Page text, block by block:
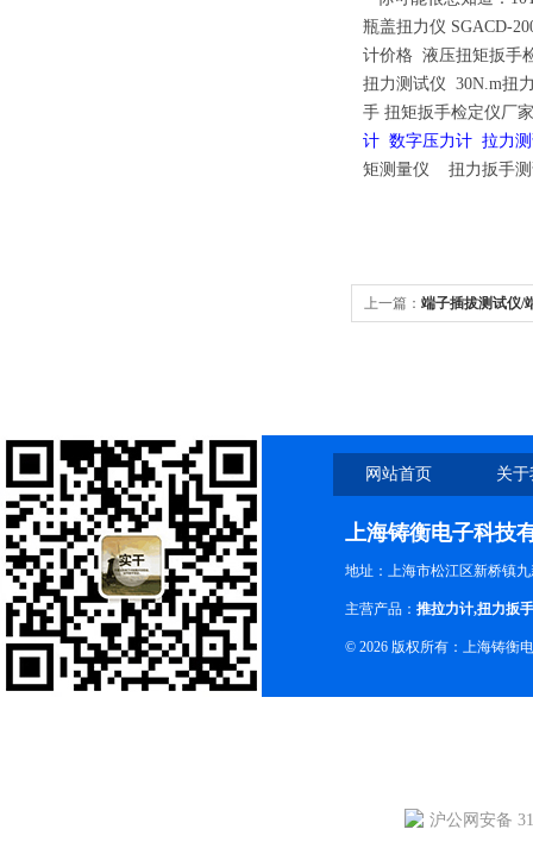
瓶盖扭力仪 SGACD-
计价格 液压扭矩扳手
扭力测试仪 30N.m扭
手 扭矩扳手检定仪厂
计 数字压力计 拉力
矩测量仪 扭力扳手
上一篇： 端子插拔测试仪/
网站首页 关
上海铸衡电子科技
地址：上海市松江区新桥镇
主营产品： 推拉力计,扭力扳手
© 2026 版权所有：上海铸衡
沪公网安备